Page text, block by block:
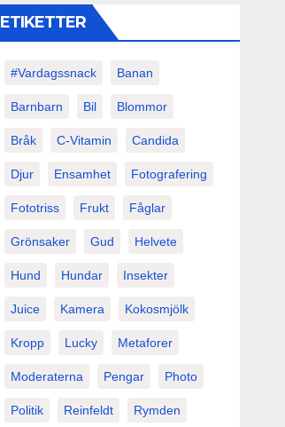
ETIKETTER
#vardagssnack Banan
Barnbarn Bil Blommor
Bråk C-Vitamin Candida
Djur Ensamhet Fotografering
Fototriss Frukt Fåglar
Grönsaker Gud Helvete
Hund Hundar Insekter
Juice Kamera Kokosmjölk
Kropp Lucky Metaforer
Moderaterna Pengar Photo
Politik Reinfeldt Rymden